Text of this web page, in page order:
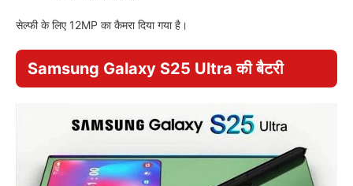
सेल्फी के लिए 12MP का कैमरा दिया गया है।
Samsung Galaxy S25 Ultra की बैटरी